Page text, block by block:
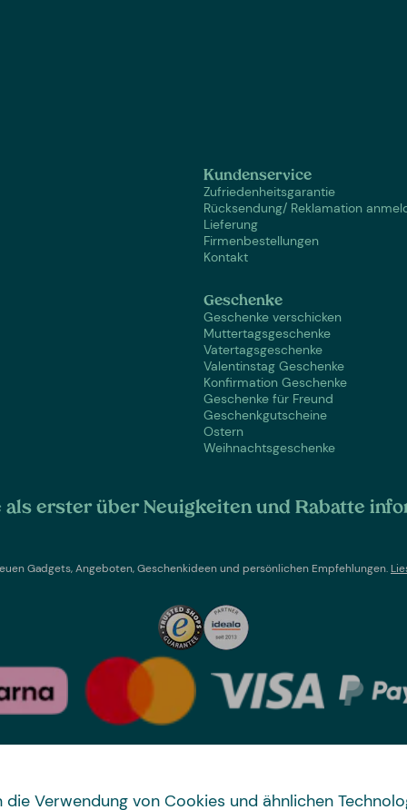
die Verwendung von Cookies und ähnlichen
Kundenservice
Zufriedenheitsgarantie
Rücksendung/ Reklamation
Lieferung
Firmenbestellungen
Kontakt
Geschenke
Geschenke verschicken
Muttertagsgeschenke
Vatertagsgeschenke
Valentinstag Geschenke
Konfirmation Geschenke
Geschenke für Freund
Geschenkgutscheine
Ostern
Weihnachtsgeschenke
als erster über Neuigkeiten und Rabatte
Gadgets, Angeboten, Geschenkideen und persönlichen Empfehlungen.